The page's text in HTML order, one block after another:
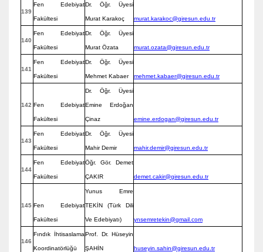
139
Fen Edebiyat
Fakültesi
Dr. Öğr. Üyesi
Murat Karakoç murat.karakoc@giresun.edu.tr
140
Fen Edebiyat
Fakültesi
Dr. Öğr. Üyesi
Murat Özata murat.ozata@giresun.edu.tr
141
Fen Edebiyat
Fakültesi
Dr. Öğr. Üyesi
Mehmet Kabaer mehmet.kabaer@giresun.edu.tr
142 Fen Edebiyat
Fakültesi
Dr. Öğr. Üyesi
Emine Erdoğan
Çinaz emine.erdogan@giresun.edu.tr
143
Fen Edebiyat
Fakültesi
Dr. Öğr. Üyesi
Mahir Demir mahir.demir@giresun.edu.tr
144
Fen Edebiyat
Fakültesi
Öğr. Gör. Demet
ÇAKIR demet.cakir@giresun.edu.tr
145 Fen Edebiyat
Fakültesi
Yunus Emre
TEKİN (Türk Dili
Ve Edebiyatı) ynsemretekin@gmail.com
146
Fındık İhtisaslama
Koordinatörlüğü
Prof. Dr. Hüseyin
ŞAHİN huseyin.sahin@giresun.edu.tr